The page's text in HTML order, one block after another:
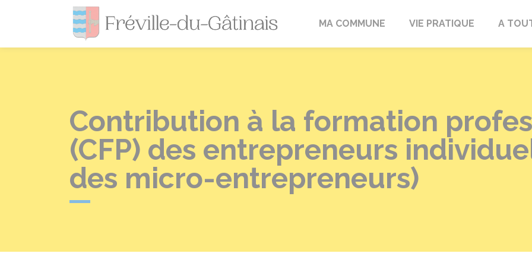
Fréville-du-Gâtinais
MA COMMUNE VIE PRATIQUE A
Contribution à la formation
(CFP) des entrepreneurs
des micro-entrepreneurs)